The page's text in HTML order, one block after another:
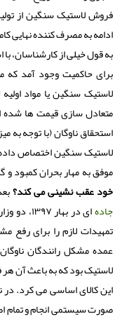
فروش لاستیک سنگین از
ادامه به مصرف کننده نهایی
به قول خیلی از کارشناسان، با
برای حاکمیت وجود آمد که
لاستیک سنگین یا مواد اولیه
متعادل سازی قیمت ها شده
استحقاق ناوگان (با توجه به
موفق به مهار بحران کمبود و
خود عقب نشینی می کند؟بعد
جاده
ای در بهار
تمهیدات لازم را برای رفع
عمده مشکل رانندگان
لاستیک بود که به باعث آن
این کالای اساسی می کرد. در
صورت سیستمی انجام و تمام